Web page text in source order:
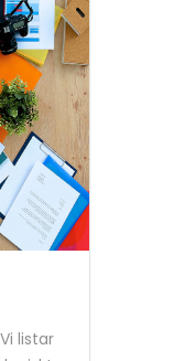
listar